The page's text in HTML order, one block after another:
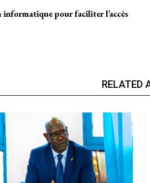
pour faciliter l’accès
RELATED